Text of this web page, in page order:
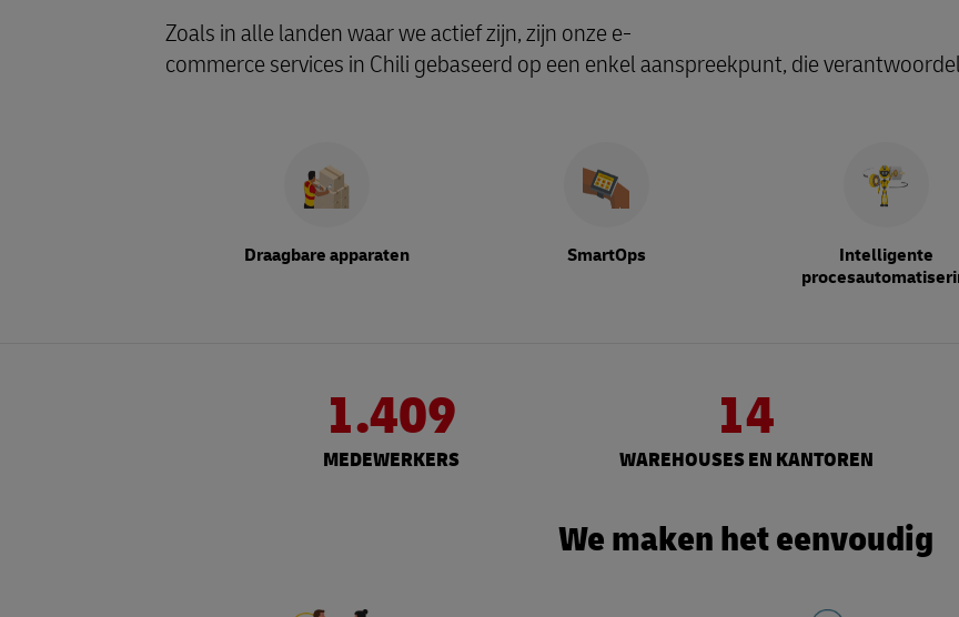
Zoals in alle landen waar we actief zijn, zijn onze e-
commerce services in Chili gebaseerd op een enkel aanspreekpunt, die
Draagbare apparaten SmartOps
Intelligente
1.409
MEDEWERKERS
14
WAREHOUSES EN KANTOREN
We maken het eenvoudig